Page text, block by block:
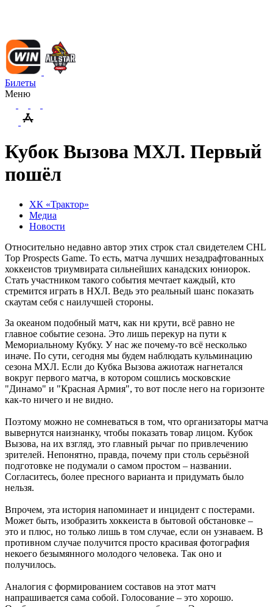
Билеты
Меню
Кубок Вызова МХЛ. Первый
пошёл
ХК «Трактор»
Медиа
Новости
Относительно недавно автор этих строк стал свидетелем CHL
Top Prospects Game. То есть, матча лучших незадрафтованных
хоккеистов триумвирата сильнейших канадских юниорок.
Стать участником такого события мечтает каждый, кто
стремится играть в НХЛ. Ведь это реальный шанс показать
скаутам себя с наилучшей стороны.
За океаном подобный матч, как ни крути, всё равно не
главное событие сезона. Это лишь перекур на пути к
Мемориальному Кубку. У нас же почему-то всё несколько
иначе. По сути, сегодня мы будем наблюдать кульминацию
сезона МХЛ. Если до Кубка Вызова ажиотаж нагнетался
вокруг первого матча, в котором сошлись московские
"Динамо" и "Красная Армия", то вот после него на горизонте
как-то ничего и не видно.
Поэтому можно не сомневаться в том, что организаторы матча
вывернутся наизнанку, чтобы показать товар лицом. Кубок
Вызова, на их взгляд, это главный рычаг по привлечению
зрителей. Непонятно, правда, почему при столь серьёзной
подготовке не подумали о самом простом – названии.
Согласитесь, более пресного варианта и придумать было
нельзя.
Впрочем, эта история напоминает и инцидент с постерами.
Может быть, изобразить хоккеиста в бытовой обстановке –
это и плюс, но только лишь в том случае, если он узнаваем. В
противном случае получится просто красивая фотография
некоего безымянного молодого человека. Так оно и
получилось.
Аналогия с формированием составов на этот матч
напрашивается сама собой. Голосование – это хорошо.